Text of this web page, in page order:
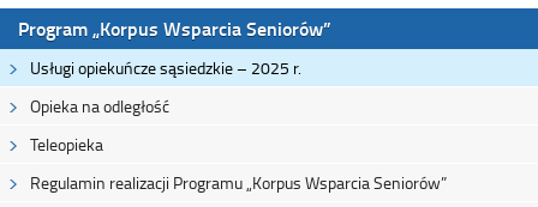
Program „Korpus Wsparcia Seniorów”
Usługi opiekuńcze sąsiedzkie – 2025 r.
Opieka na odległość
Teleopieka
Regulamin realizacji Programu „Korpus Wsparcia Seniorów”